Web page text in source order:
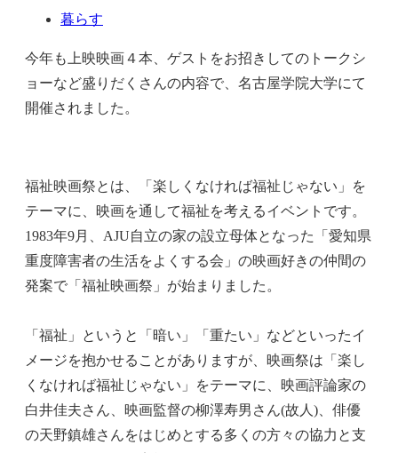
暮らす
今年も上映映画４本、ゲストをお招きしてのトークシ
ョーなど盛りだくさんの内容で、名古屋学院大学にて
開催されました。
福祉映画祭とは、「楽しくなければ福祉じゃない」を
テーマに、映画を通して福祉を考えるイベントです。
1983年9月、AJU自立の家の設立母体となった「愛知県
重度障害者の生活をよくする会」の映画好きの仲間の
発案で「福祉映画祭」が始まりました。
「福祉」というと「暗い」「重たい」などといったイ
メージを抱かせることがありますが、映画祭は「楽し
くなければ福祉じゃない」をテーマに、映画評論家の
白井佳夫さん、映画監督の柳澤寿男さん(故人)、俳優
の天野鎮雄さんをはじめとする多くの方々の協力と支